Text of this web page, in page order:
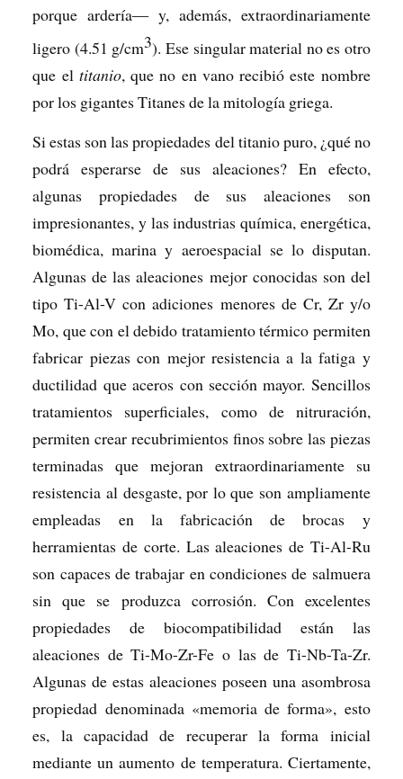
porque ardería― y, además, extraordinariamente
ligero (4.51 g/cm3). Ese singular material no es otro
que el titanio, que no en vano recibió este nombre
por los gigantes Titanes de la mitología griega.
Si estas son las propiedades del titanio puro, ¿qué no
podrá esperarse de sus aleaciones? En efecto,
algunas propiedades de sus aleaciones son
impresionantes, y las industrias química, energética,
biomédica, marina y aeroespacial se lo disputan.
Algunas de las aleaciones mejor conocidas son del
tipo Ti-Al-V con adiciones menores de Cr, Zr y/o
Mo, que con el debido tratamiento térmico permiten
fabricar piezas con mejor resistencia a la fatiga y
ductilidad que aceros con sección mayor. Sencillos
tratamientos superficiales, como de nitruración,
permiten crear recubrimientos finos sobre las piezas
terminadas que mejoran extraordinariamente su
resistencia al desgaste, por lo que son ampliamente
empleadas en la fabricación de brocas y
herramientas de corte. Las aleaciones de Ti-Al-Ru
son capaces de trabajar en condiciones de salmuera
sin que se produzca corrosión. Con excelentes
propiedades de biocompatibilidad están las
aleaciones de Ti-Mo-Zr-Fe o las de Ti-Nb-Ta-Zr.
Algunas de estas aleaciones poseen una asombrosa
propiedad denominada «memoria de forma», esto
es, la capacidad de recuperar la forma inicial
mediante un aumento de temperatura. Ciertamente,